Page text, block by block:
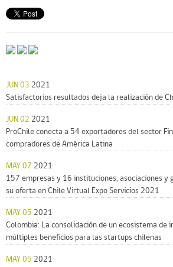
JUN 03 2021
Satisfactorios resultados deja la realización de
JUN 02 2021
ProChile conecta a 54 exportadores del sector
compradores de América Latina
MAY 07 2021
157 empresas y 16 instituciones, asociaciones y
su oferta en Chile Virtual Expo Servicios 2021
MAY 05 2021
Colombia: La consolidación de un ecosistema de
múltiples beneficios para las startups chilenas
MAY 05 2021